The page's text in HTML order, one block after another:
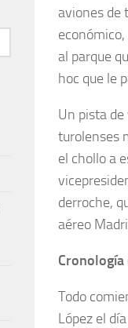
aviones de
al parque
hoc que le
Un pista
turolenses
el chollo a
derroche,
aéreo
Todo
López el